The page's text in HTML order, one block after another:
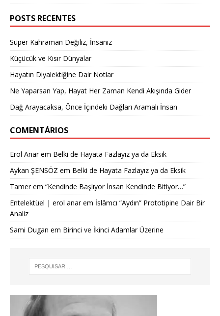
POSTS RECENTES
Süper Kahraman Değiliz, İnsanız
Küçücük ve Kısır Dünyalar
Hayatın Diyalektiğine Dair Notlar
Ne Yaparsan Yap, Hayat Her Zaman Kendi Akışında Gider
Dağ Arayacaksa, Önce İçindeki Dağları Aramalı İnsan
COMENTÁRIOS
Erol Anarem Belki de Hayata Fazlayız ya da Eksik
Aykan ŞENSÖZ em Belki de Hayata Fazlayız ya da Eksik
Tamerem “Kendinde Başlıyor İnsan Kendinde Bitiyor…”
Entelektüel | erol anarem İslâmcı ”Aydın” Prototipine Dair Bir
Analiz
Sami Dugan em Birinci ve İkinci Adamlar Üzerine